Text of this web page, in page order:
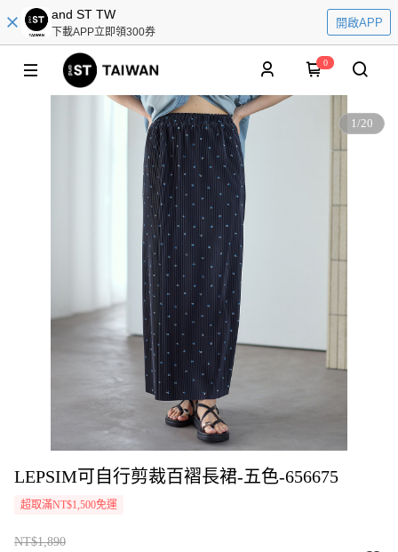
and ST TW
下載APP立即領300券
開啟APP
0
1/20
LEPSIM可自行剪裁百褶長裙-五色-656675
超取滿NT$1,500免運
NT$1,890